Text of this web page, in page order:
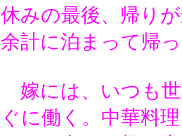
休みの最後、帰り
余計に泊まって帰
嫁には、いつも
ぐに働く。中華料